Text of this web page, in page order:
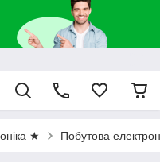
★ Побутова